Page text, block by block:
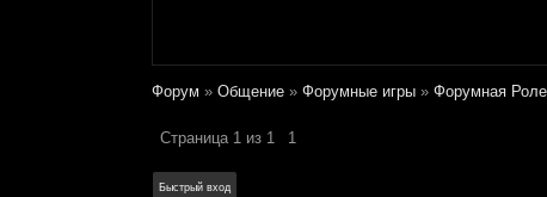
Форум » Общение » Форумные игры » Форумная
Страница 1 из 1 1